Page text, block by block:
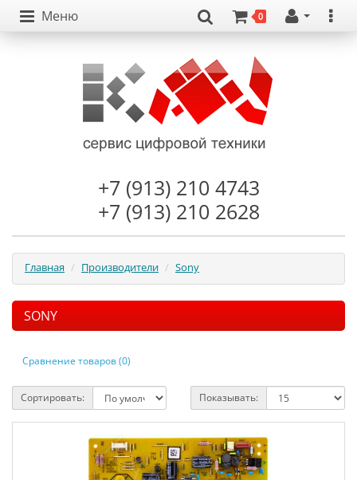
Меню 0
+7 (913) 210 4743
+7 (913) 210 2628
Главная Производители Sony
SONY
Сравнение товаров (0)
Сортировать: Показывать: